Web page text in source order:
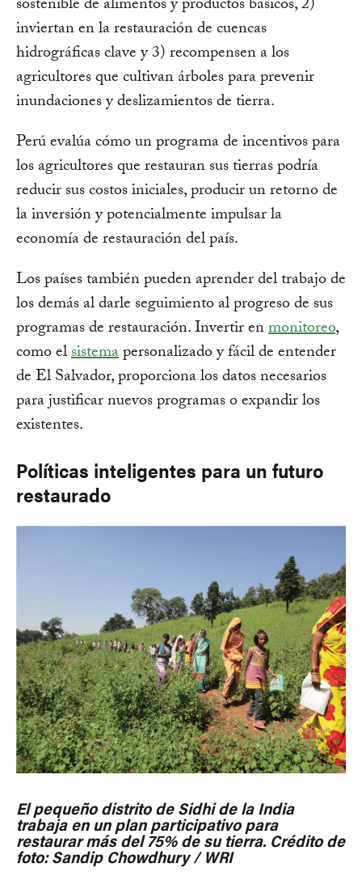
inviertan en la restauración de cuencas
hidrográficas clave y 3) recompensen a los
agricultores que cultivan árboles para prevenir
inundaciones y deslizamientos de tierra.
Perú evalúa cómo un programa de incentivos para
los agricultores que restauran sus tierras podría
reducir sus costos iniciales, producir un retorno de
la inversión y potencialmente impulsar la
economía de restauración del país.
Los países también pueden aprender del trabajo de
los demás al darle seguimiento al progreso de sus
programas de restauración. Invertir enmonitoreo,
como elsistemapersonalizado y fácil de entender
de El Salvador, proporciona los datos necesarios
para justificar nuevos programas o expandir los
existentes.
Políticas inteligentes para un futuro
restaurado
El pequeño distrito de Sidhi de la India
trabaja en un plan participativo para
restaurar más del 75% de su tierra. Crédito de
foto: Sandip Chowdhury / WRI